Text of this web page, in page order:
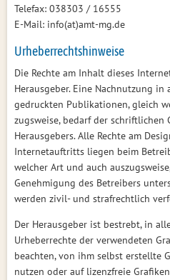
Telefax: 038303 / 16555
E-Mail: info(at)amt-mg.de
Urheberrechtshinweise
Die Rechte am Inhalt dieses
Herausgeber. Eine Nachnutzung
gedruckten Publikationen, gleich
zugsweise, bedarf der schriftlichen
Herausgebers. Alle Rechte am
Internetauftritts liegen beim
welcher Art und auch
Genehmigung des Betreibers
werden zivil- und strafrechtlich
Der Herausgeber ist bestrebt, in
Urheberrechte der verwendeten
beachten, von ihm selbst erstellte
nutzen oder auf lizenzfreie